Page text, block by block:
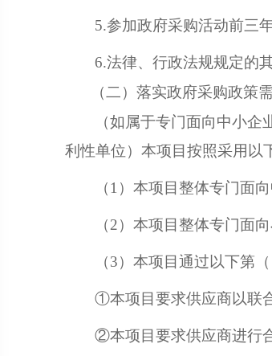
5.参加政府采购活动前三
6.法律、行政法规规定的
（二）落实政府采购政策
（如属于专门面向中小
利性单位）本项目按照采用以
（1）本项目整体专门面向
（2）本项目整体专门面向
（3）本项目通过以下第
①本项目要求供应商以联
②本项目要求供应商进行